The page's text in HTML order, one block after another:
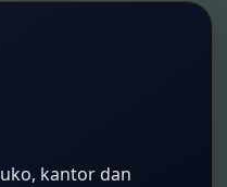
kantor dan